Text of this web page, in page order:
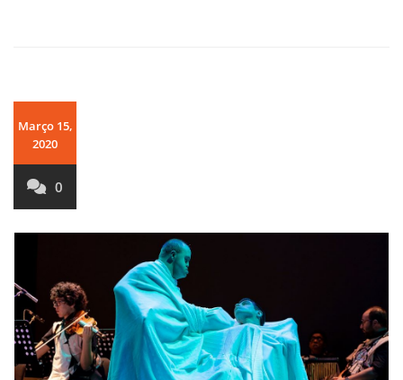
Março 15,
2020
0